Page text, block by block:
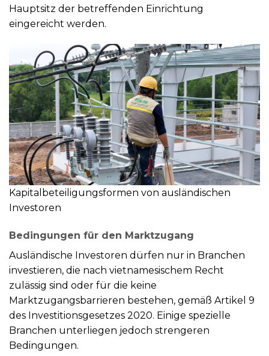
Hauptsitz der betreffenden Einrichtung
eingereicht werden.
Kapitalbeteiligungsformen von ausländischen
Investoren
Bedingungen für den Marktzugang
Ausländische Investoren dürfen nur in Branchen
investieren, die nach vietnamesischem Recht
zulässig sind oder für die keine
Marktzugangsbarrieren bestehen, gemäß Artikel 9
des Investitionsgesetzes 2020. Einige spezielle
Branchen unterliegen jedoch strengeren
Bedingungen.